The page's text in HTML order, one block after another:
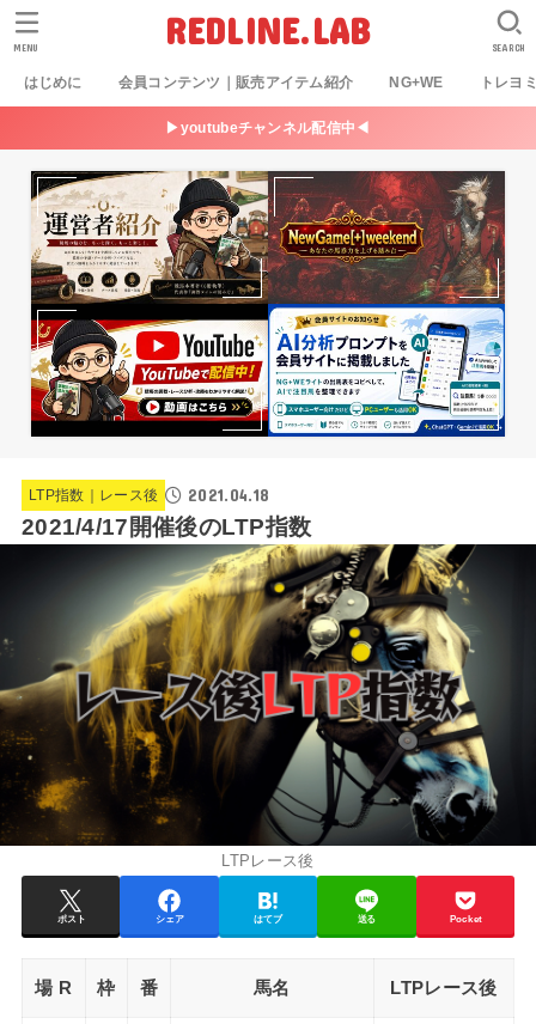
REDLINE.LAB
はじめに 会員コンテンツ｜販売アイテム紹介 NG+WE トレヨ
SEARCH
MENU
▶youtubeチャンネル配信中◀
LTP指数｜レース後 2021.04.18
2021/4/17開催後のLTP指数
LTPレース後
ポスト シェア はてブ 送る Pocket
場 R 枠 番 馬名 LTPレース後